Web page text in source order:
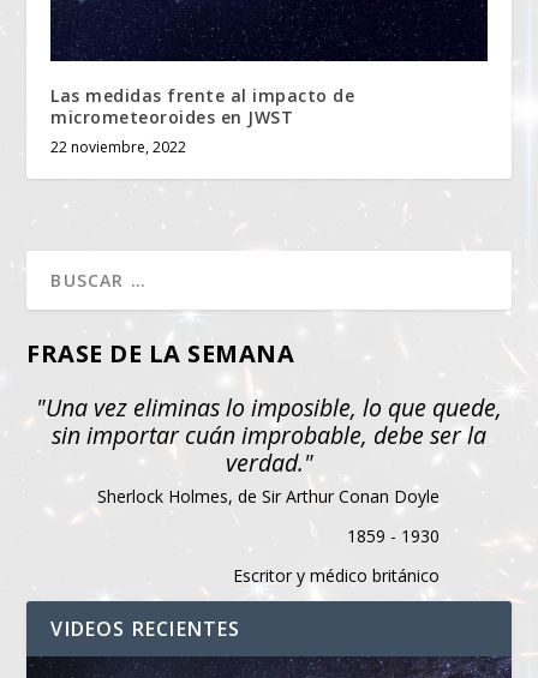
Las medidas frente al impacto de
micrometeoroides en JWST
22 noviembre, 2022
FRASE DE LA SEMANA
"Una vez eliminas lo imposible, lo que quede,
sin importar cuán improbable, debe ser la
verdad."
Sherlock Holmes, de Sir Arthur Conan Doyle
1859 - 1930
Escritor y médico británico
VIDEOS RECIENTES